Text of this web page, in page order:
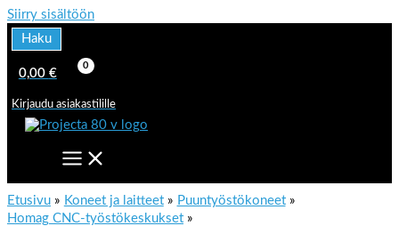
Siirry sisältöön
Haku
0,00 €
Kirjaudu asiakastilille
Etusivu Koneet ja laitteet
Puuntyöstökoneet
Homag CNC-työstökeskukset